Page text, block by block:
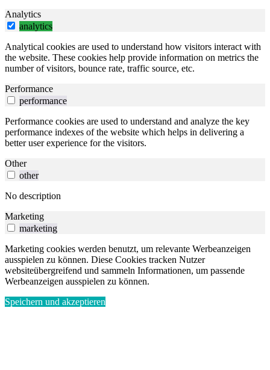
Analytics
analytics
Analytical cookies are used to understand how visitors interact with
the website. These cookies help provide information on metrics the
number of visitors, bounce rate, traffic source, etc.
Performance
performance
Performance cookies are used to understand and analyze the key
performance indexes of the website which helps in delivering a
better user experience for the visitors.
Other
other
No description
Marketing
marketing
Marketing cookies werden benutzt, um relevante Werbeanzeigen
ausspielen zu können. Diese Cookies tracken Nutzer
websiteübergreifend und sammeln Informationen, um passende
Werbeanzeigen ausspielen zu können.
Speichern und akzeptieren